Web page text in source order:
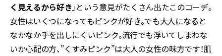
く見えるから好き」という意見がたくさん出たこのコーデ。
女性はいくつになってもピンクが好き。でも大人になると
なかなか手を出しにくいピンク。流行でも浮いてしまわな
いか心配の方、”くすみピンク”は大人の女性の味方です！肌